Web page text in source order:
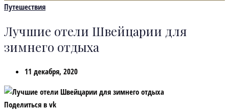
Путешествия
Лучшие отели Швейцарии для
зимнего отдыха
11 декабря, 2020
Поделиться в vk